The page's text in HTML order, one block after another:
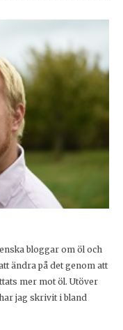
bloggar om öl och
ändra på det genom att
mer mot öl. Utöver
jag skrivit i bland